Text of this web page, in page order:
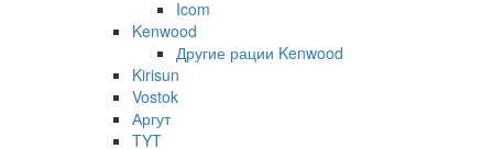
Icom
Kenwood
Другие рации Kenwood
Kirisun
Vostok
Аргут
TYT